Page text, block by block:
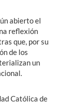
abierto el
reflexión
que, por su
de los
un
Católica de